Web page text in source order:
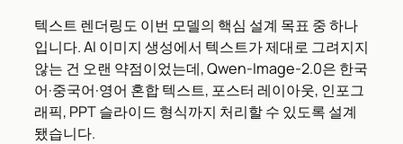
텍스트 렌더링도 이번 모델의 핵심 설계 목표 중 하나
입니다. AI 이미지 생성에서 텍스트가 제대로 그려지지
않는 건 오랜 약점이었는데, Qwen-Image-2.0은 한국
어·중국어·영어 혼합 텍스트, 포스터 레이아웃, 인포그
래픽, PPT 슬라이드 형식까지 처리할 수 있도록 설계
됐습니다.